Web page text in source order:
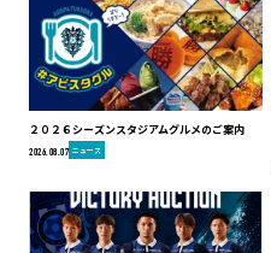
２０２６シーズンスタジアムグルメのご案内
2026.08.07 ニュース